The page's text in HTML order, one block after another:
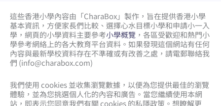
這些香港小學內容由「CharaBox」製作，旨在提供香港小學
基本資訊，方便家長們比較、 選擇心水目標小學和申請小一入
學，網頁的小學資料主要參考小學概覽 ，各區受歡迎和熱門小
學參考網絡上的各大教育平台資料。如果發現這個網站有任何
內容與最新學校資料存在不準確或有改善之處，請電郵聯絡我
們 (info@charabox.com)
我們使用 cookies 並收集瀏覽數據，以便為您提供最佳的瀏覽
體驗，並為您挑選個人化的內容和廣告。當您繼續使用本網
站，即表示您同意我們有關 cookies 的私隱政策。想瞭解更